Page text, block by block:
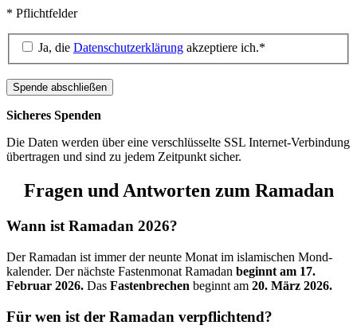
* Pflichtfelder
Ja, die Datenschutzerklärung akzeptiere ich.*
Sicheres Spenden
Die Daten werden über eine verschlüsselte SSL Internet-Verbindung
übertragen und sind zu jedem Zeitpunkt sicher.
Fragen und Antworten zum Ramadan
Wann ist Ramadan 2026?
Der Ramadan ist immer der neunte Monat im isla­mischen Mond­
kalender. Der nächste Fasten­monat Ramadan beginnt am 17.
Februar 2026. Das Fasten­brechen beginnt am 20. März 2026.
Für wen ist der Ramadan verpflichtend?